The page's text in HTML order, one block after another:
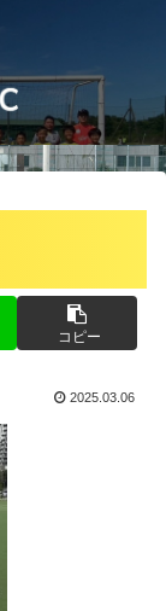
コピー
2025.03.06